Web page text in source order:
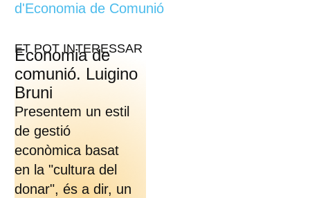
d'Economia de Comunió
ET POT INTERESSAR
Economia de
comunió. Luigino
Bruni
Presentem un estil
de gestió
econòmica basat
en la "cultura del
donar", és a dir, un